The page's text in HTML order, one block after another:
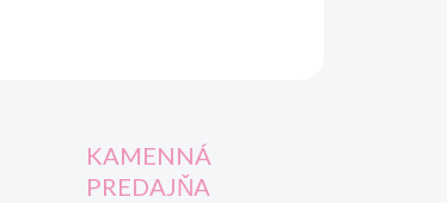
KAMENNÁ
PREDAJŇA